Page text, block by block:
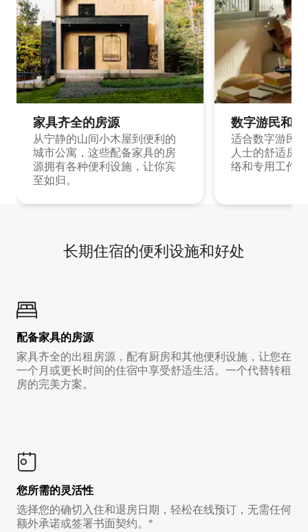
家具齐全的房源
从宁静的山间小木屋到便利的
城市公寓，这些配备家具的房
源拥有各种便利设施，让你宾
至如归。
数字游民和
适合数字游民
人士的舒适房
络和专用工作
长期住宿的便利设施和好处
配备家具的房源
家具齐全的出租房源，配有厨房和其他便利设施，让您在
一个月或更长时间的住宿中享受舒适生活。一个代替转租
房的完美方案。
您所需的灵活性
选择您的确切入住和退房日期，轻松在线预订，无需任何
额外承诺或签署书面契约。*